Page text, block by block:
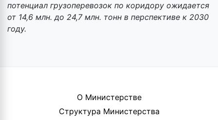
потенциал грузоперевозок по коридору ожидается
от 14,6 млн. до 24,7 млн. тонн в перспективе к 2030
году.
О Министерстве
Структура Министерства